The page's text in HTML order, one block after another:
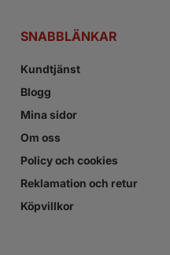
SNABBLÄNKAR
Kundtjänst
Blogg
Mina sidor
Om oss
Policy och cookies
Reklamation och retur
Köpvillkor